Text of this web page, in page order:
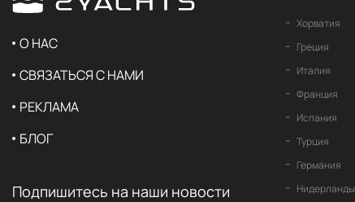
О НАС
СВЯЗАТЬСЯ С НАМИ
РЕКЛАМА
БЛОГ
Подпишитесь на наши новости
Хорватия
Греция
Италия
Франция
Испания
Турция
Германия
Нидерланды